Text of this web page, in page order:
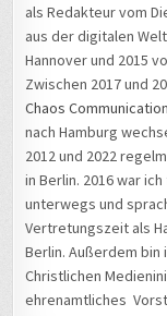
als Redakteur vom
aus der digitalen
Hannover und 2015
Zwischen 2017 und
Chaos
nach Hamburg
2012 und 2022
in Berlin. 2016 war
unterwegs und
Vertretungszeit als
Berlin. Außerdem
Christlichen
ehrenamtliches